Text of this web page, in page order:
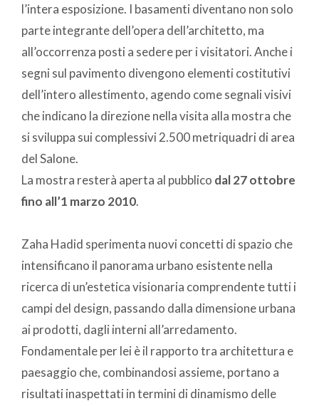
l’intera esposizione. I basamenti diventano non solo
parte integrante dell’opera dell’architetto, ma
all’occorrenza posti a sedere per i visitatori. Anche i
segni sul pavimento divengono elementi costitutivi
dell’intero allestimento, agendo come segnali visivi
che indicano la direzione nella visita alla mostra che
si sviluppa sui complessivi 2.500 metriquadri di area
del Salone.
La mostra resterà aperta al pubblico dal 27 ottobre
fino all’1 marzo 2010.
Zaha Hadid sperimenta nuovi concetti di spazio che
intensificano il panorama urbano esistente nella
ricerca di un’estetica visionaria comprendente tutti i
campi del design, passando dalla dimensione urbana
ai prodotti, dagli interni all’arredamento.
Fondamentale per lei è il rapporto tra architettura e
paesaggio che, combinandosi assieme, portano a
risultati inaspettati in termini di dinamismo delle